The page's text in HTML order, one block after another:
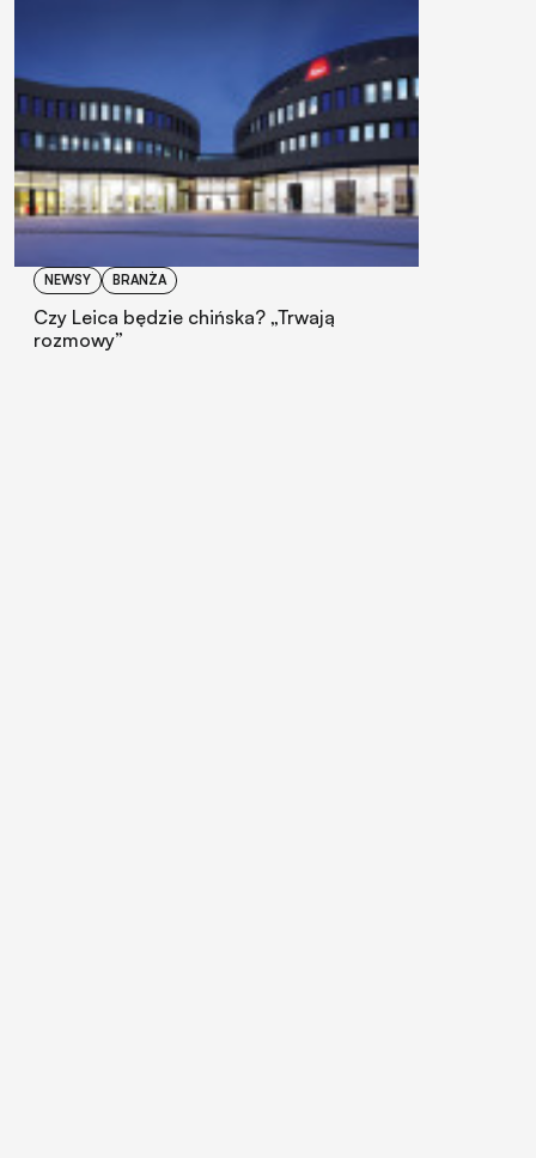
NEWSY BRANŻA
Czy Leica będzie chińska? „Trwają
rozmowy”